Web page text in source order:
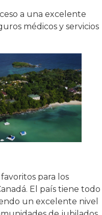
a una excelente
médicos y servicios
para los
El país tiene todo
un excelente nivel